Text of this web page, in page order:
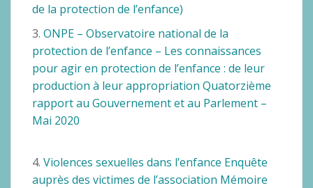
de la protection de l’enfance)
3. ONPE – Observatoire national de la
protection de l’enfance – Les connaissances
pour agir en protection de l’enfance : de leur
production à leur appropriation Quatorzième
rapport au Gouvernement et au Parlement –
Mai 2020
4. Violences sexuelles dans l’enfance Enquête
auprès des victimes de l’association Mémoire